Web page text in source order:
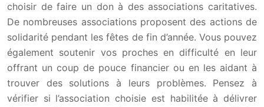
choisir de faire un don à des associations caritatives.
De nombreuses associations proposent des actions de
solidarité pendant les fêtes de fin d’année. Vous pouvez
également soutenir vos proches en difficulté en leur
offrant un coup de pouce financier ou en les aidant à
trouver des solutions à leurs problèmes. Pensez à
vérifier si l’association choisie est habilitée à délivrer